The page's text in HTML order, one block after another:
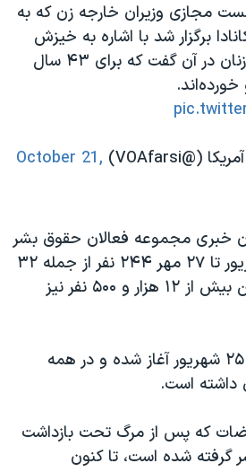
مجازی وزیران خارجه زن که به
برگزار شد با اشاره به خیزش
سراسری ایران و نقش زنان در آن گفت که برای ۴۳ سال
October 21,
خبری مجموعه فعالان حقوق بشر
در ایران، از روز ۲۶ شهریور تا ۲۷ مهر ۲۴۴ نفر از جمله ۳۲
کودک کشته و همچنین بیش از ۱۲ هزار و ۵۰۰ نفر نیز
دور جدید اعتراضات از ۲۵ شهریور آغاز شده و در همه
داشته است.
که پس از مرگ تحت بازداشت
گرفته شده است، تا کنون